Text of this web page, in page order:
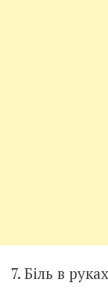
7. Біль в